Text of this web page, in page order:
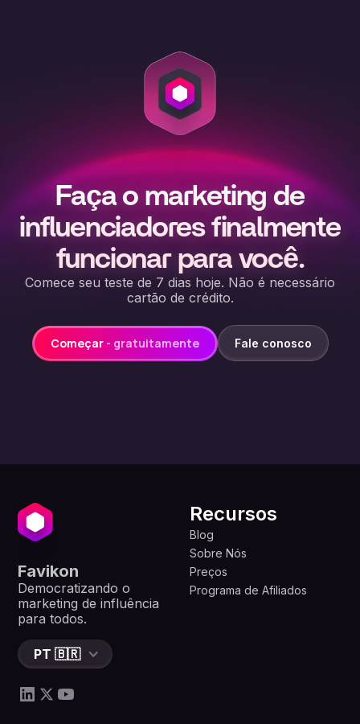
Faça o marketing de
influenciadores finalmente
funcionar para você.
Comece seu teste de 7 dias hoje. Não é necessário
cartão de crédito.
Começar - gratuitamente Fale conosco
Favikon
Democratizando o
marketing de influência
para todos.
PT 🇧🇷
Recursos
Blog
Sobre Nós
Preços
Programa de Afiliados